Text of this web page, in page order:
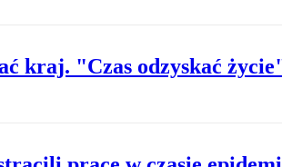
kraj. "Czas odzyskać